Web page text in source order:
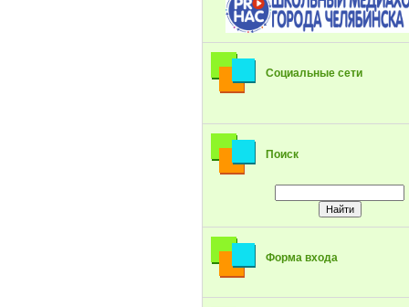
Социальные сети
Поиск
Форма входа